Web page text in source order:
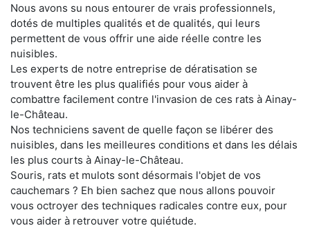
Nous avons su nous entourer de vrais professionnels,
dotés de multiples qualités et de qualités, qui leurs
permettent de vous offrir une aide réelle contre les
nuisibles.
Les experts de notre entreprise de dératisation se
trouvent être les plus qualifiés pour vous aider à
combattre facilement contre l'invasion de ces rats à Ainay-
le-Château.
Nos techniciens savent de quelle façon se libérer des
nuisibles, dans les meilleures conditions et dans les délais
les plus courts à Ainay-le-Château.
Souris, rats et mulots sont désormais l'objet de vos
cauchemars ? Eh bien sachez que nous allons pouvoir
vous octroyer des techniques radicales contre eux, pour
vous aider à retrouver votre quiétude.